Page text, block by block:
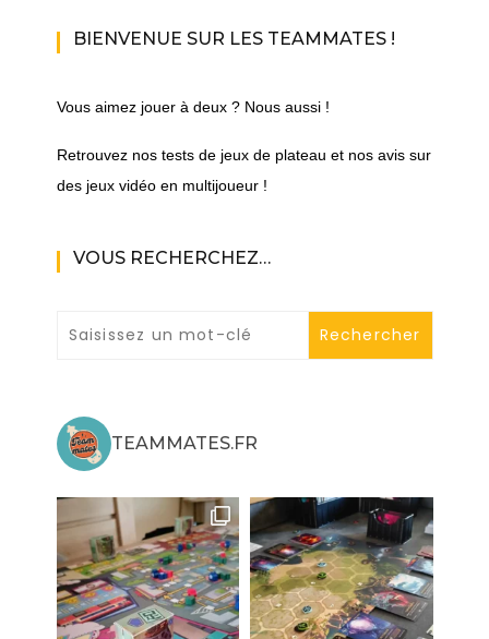
BIENVENUE SUR LES TEAMMATES !
Vous aimez jouer à deux ? Nous aussi !
Retrouvez nos tests de jeux de plateau et nos avis sur
des jeux vidéo en multijoueur !
VOUS RECHERCHEZ…
TEAMMATES.FR